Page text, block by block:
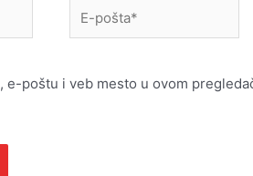
E-
pošta*
e-poštu i veb mesto u ovom